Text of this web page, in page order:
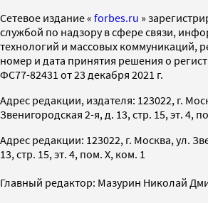
Cетевое издание « forbes.ru »
службой по надзору в сфере связи,
технологий и массовых коммуникаций,
номер и дата принятия решения о
ФС77-82431 от 23 декабря 2021 г.
Адрес редакции, издателя: 123022, г.
Звенигородская 2-я, д. 13, стр. 15, эт. 4,
Адрес редакции: 123022, г. Москва, ул.
13, стр. 15, эт. 4, пом. X, ком. 1
Главный редактор: Мазурин Николай